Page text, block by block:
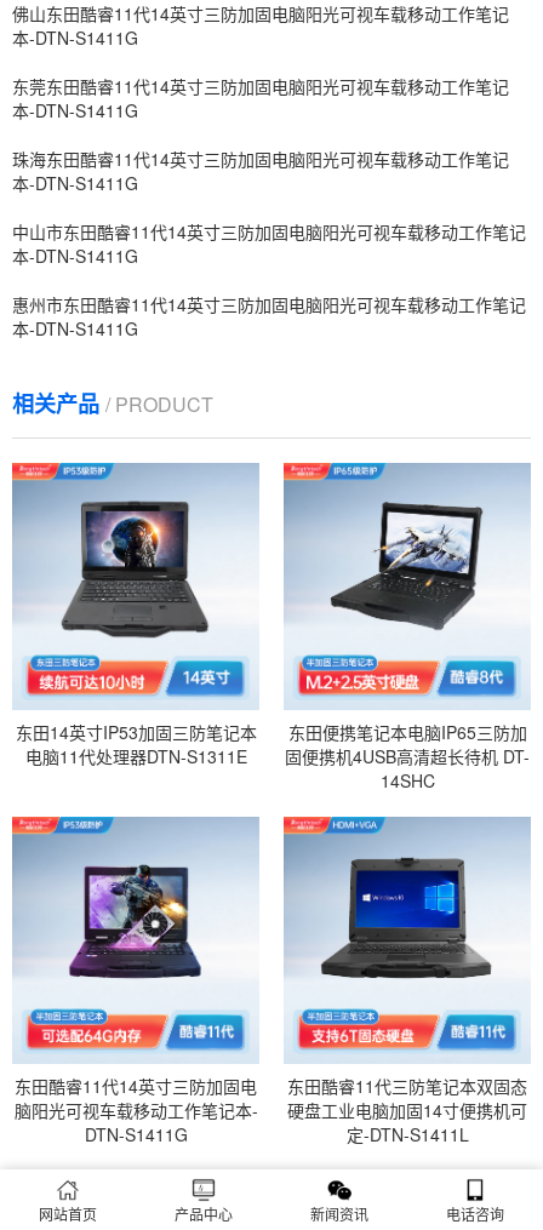
佛山东田酷睿11代14英寸三防加固电脑阳光可视车载移动工作笔记
本-DTN-S1411G
东莞东田酷睿11代14英寸三防加固电脑阳光可视车载移动工作笔记
本-DTN-S1411G
珠海东田酷睿11代14英寸三防加固电脑阳光可视车载移动工作笔记
本-DTN-S1411G
中山市东田酷睿11代14英寸三防加固电脑阳光可视车载移动工作笔记
本-DTN-S1411G
惠州市东田酷睿11代14英寸三防加固电脑阳光可视车载移动工作笔记
本-DTN-S1411G
相关产品 / PRODUCT
东田14英寸IP53加固三防笔记本
电脑11代处理器DTN-S1311E
东田便携笔记本电脑IP65三防加
固便携机4USB高清超长待机 DT-
14SHC
东田酷睿11代14英寸三防加固电
脑阳光可视车载移动工作笔记本-
DTN-S1411G
东田酷睿11代三防笔记本双固态
硬盘工业电脑加固14寸便携机可
定-DTN-S1411L
相关新闻
网站首页 产品中心 新闻资讯 电话咨询